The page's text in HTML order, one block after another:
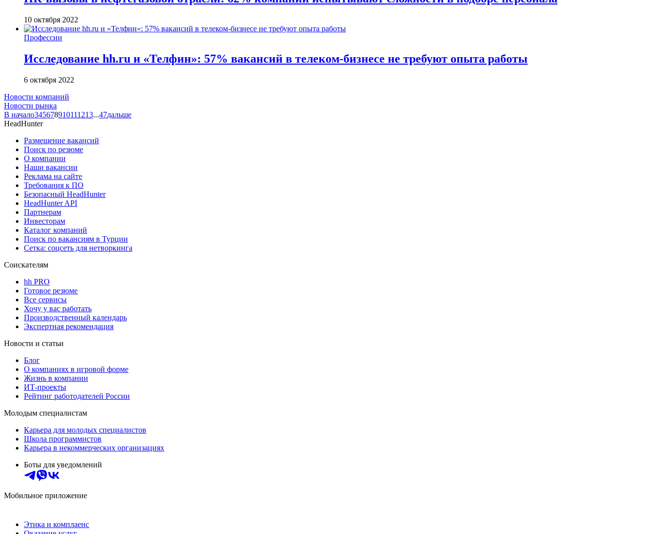
10 октября 2022
Профессии
Исследование hh.ru и «Телфин»: 57% вакансий в телеком-бизнесе не требуют опыта работы
6 октября 2022
Новости компаний
Новости рынка
В начало345678910111213...47дальше
HeadHunter
Размещение вакансий
Поиск по резюме
О компании
Наши вакансии
Реклама на сайте
Требования к ПО
Безопасный HeadHunter
HeadHunter API
Партнерам
Инвесторам
Каталог компаний
Поиск по вакансиям в Турции
Сетка: соцсеть для нетворкинга
Соискателям
hh PRO
Готовое резюме
Все сервисы
Хочу у вас работать
Производственный календарь
Экспертная рекомендация
Новости и статьи
Блог
О компаниях в игровой форме
Жизнь в компании
ИТ-проекты
Рейтинг работодателей России
Молодым специалистам
Карьера для молодых специалистов
Школа программистов
Карьера в некоммерческих организациях
Боты для уведомлений
Мобильное приложение
Этика и комплаенс